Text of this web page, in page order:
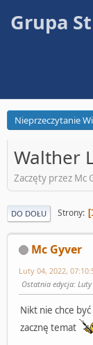
Grupa
Nieprzeczytanie
Walther
Zaczęty przez Mc
DO DOŁU Strony
Mc Gyver
Luty 04, 2022,
Ostatnia edycja:
Nikt nie chce
zacznę temat